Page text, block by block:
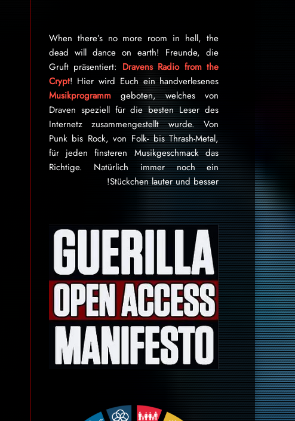
When there’s no more room in hell, the
dead will dance on earth! Freunde, die
Gruft präsentiert: Dravens Radio from the
Crypt! Hier wird Euch ein handverlesenes
Musikprogrammgeboten, welches von
Draven speziell für die besten Leser des
Internetz zu­sammen­ge­stellt wurde. Von
Punk bis Rock, von Folk- bis Thrash-Metal,
für je­den finsteren Mu­sik­ge­schmack das
Rich­tige. Natürlich immer noch ein
Stückchen lauter und besser!